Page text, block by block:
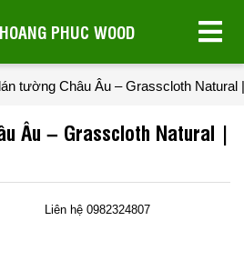
HOANG PHUC WOOD
tường Châu Âu – Grasscloth Natural
Âu – Grasscloth Natural |
Liên hệ 0982324807